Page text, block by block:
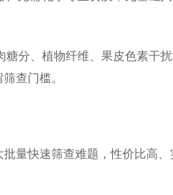
分、植物纤维、果皮色素干
查门槛。
量快速筛查难题，性价比高、